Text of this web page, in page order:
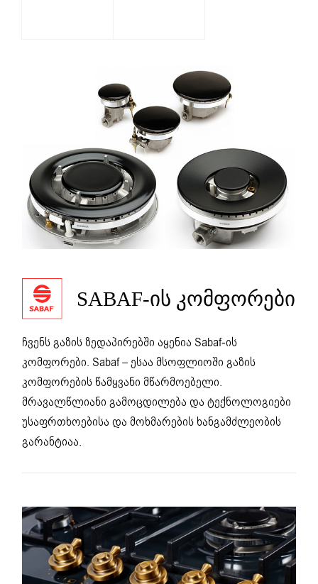
SABAF-ᲘᲡ ᲙᲝᲛᲤᲝᲠᲔᲑᲘ
ჩვენს გაზის ზედაპირებში აყენია Sabaf-ის
კომფორები. Sabaf – ესაა მსოფლიოში გაზის
კომფორების წამყვანი მწარმოებელი.
მრავალწლიანი გამოცდილება და ტექნოლოგიები
უსაფრთხოებისა და მოხმარების ხანგამძლეობის
გარანტიაა.